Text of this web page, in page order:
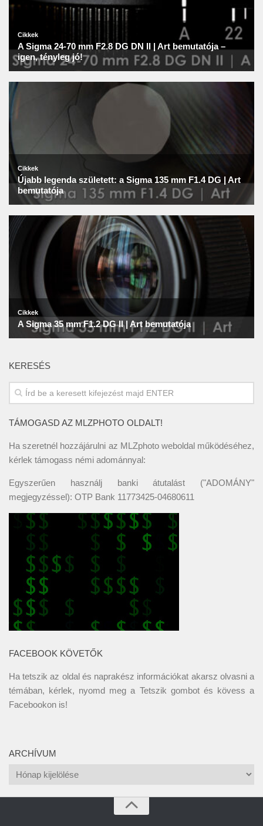
KERESÉS
TÁMOGASD AZ MLZPHOTO OLDALT!
Ha szeretnél hozzájárulni az MLZphoto weboldal működéséhez,
kérlek támogass némi adománnyal:
Egyszerűen használj banki átutalást ("ADOMÁNY"
megjegyzéssel): OTP Bank 11773425-04680611
FACEBOOK KÖVETŐK
Ha tetszik az oldal és naprakész információkat akarsz olvasni a
témában, kérlek, nyomd meg a Tetszik gombot és kövess a
Facebookon is!
ARCHÍVUM
Archívum